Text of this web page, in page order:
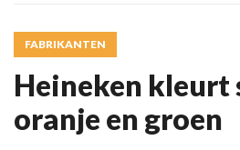
FABRIKANTEN
Heineken kleurt
oranje en groen